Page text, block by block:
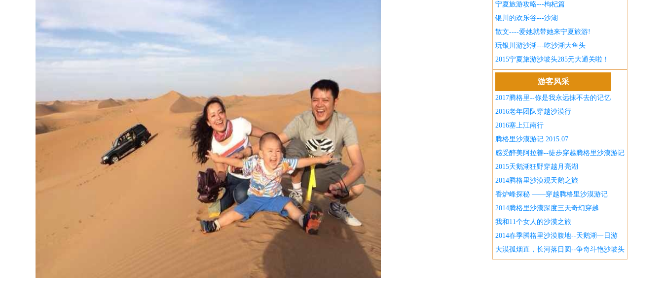
宁夏旅游攻略---枸杞篇
银川的欢乐谷---沙湖
散文----爱她就带她来宁夏旅游!
玩银川游沙湖---吃沙湖大鱼头
2015宁夏旅游沙坡头285元大通关啦！
游客风采
2017腾格里--你是我永远抹不去的记忆
2016老年团队穿越沙漠行
2016塞上江南行
腾格里沙漠游记 2015.07
感受醉美阿拉善--徒步穿越腾格里沙漠游记
2015天鹅湖狂野穿越月亮湖
2014腾格里沙漠观天鹅之旅
香炉峰探秘 ——穿越腾格里沙漠游记
2014腾格里沙漠深度三天奇幻穿越
我和11个女人的沙漠之旅
2014春季腾格里沙漠腹地--天鹅湖一日游
大漠孤烟直，长河落日圆--争奇斗艳沙坡头